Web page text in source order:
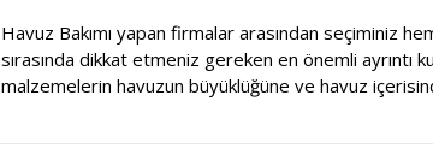
Havuz Bakımı yapan firmalar arasından seçiminiz
sırasında dikkat etmeniz gereken en önemli ayrıntı
malzemelerin havuzun büyüklüğüne ve havuz